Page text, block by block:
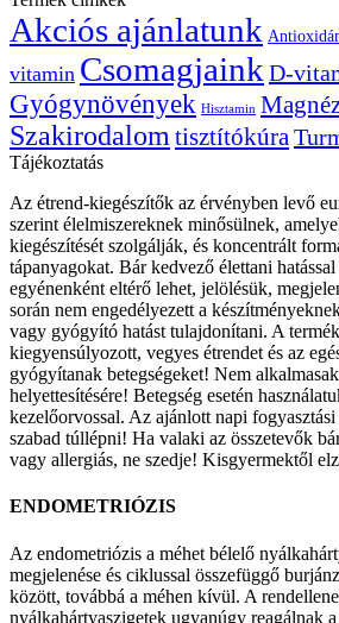
Akciós ajánlatunk
vitamin Csomagjaink D-
Gyógynövények Hisztamin
Szakirodalom tisztítókúra
Tájékoztatás
Az étrend-kiegészítők az érvényben levő
szerint élelmiszereknek minősülnek,
kiegészítését szolgálják, és koncentrált
tápanyagokat. Bár kedvező élettani
egyénenként eltérő lehet, jelölésük,
során nem engedélyezett a
vagy gyógyító hatást tulajdonítani. A
kiegyensúlyozott, vegyes étrendet és az
gyógyítanak betegségeket! Nem
helyettesítésére! Betegség esetén
kezelőorvossal. Az ajánlott napi
szabad túllépni! Ha valaki az összetevők
vagy allergiás, ne szedje! Kisgyermektől
ENDOMETRIÓZIS
Az endometriózis a méhet bélelő
megjelenése és ciklussal összefüggő
között, továbbá a méhen kívül. A
nyálkahártyaszigetek ugyanúgy reagálnak